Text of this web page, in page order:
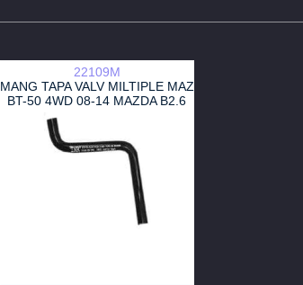
22109M
MANG TAPA VALV MILTIPLE MAZ
BT-50 4WD 08-14 MAZDA B2.6
92-07 5/16 OEM G61213895